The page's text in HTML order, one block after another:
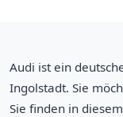
Audi ist ein
Ingolstadt. Sie
Sie finden in